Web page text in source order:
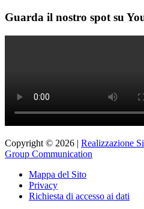
Guarda il nostro spot su
Copyright © 2026 | Realizzazione
Group Communication
Mappa del Sito
Privacy
Richiesta di accesso ai dati